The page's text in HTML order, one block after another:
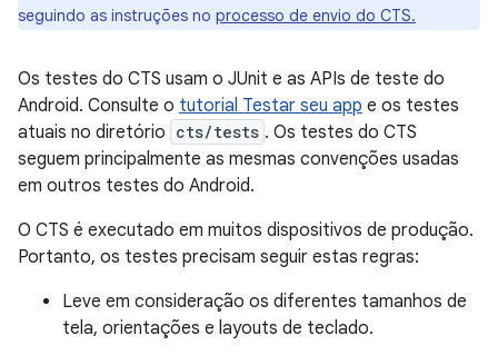
seguindo as instruções no processo de envio do CTS.
Os testes do CTS usam o JUnit e as APIs de teste do
Android. Consulte o tutorial Testar seu app e os testes
atuais no diretório cts/tests . Os testes do CTS
seguem principalmente as mesmas convenções usadas
em outros testes do Android.
O CTS é executado em muitos dispositivos de produção.
Portanto, os testes precisam seguir estas regras:
Leve em consideração os diferentes tamanhos de
tela, orientações e layouts de teclado.